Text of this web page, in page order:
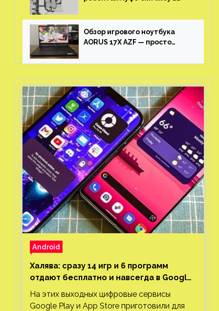
Обзор игрового ноутбука
AORUS 17X AZF — просто
Android
Халява: сразу 14 игр и 6 программ
отдают бесплатно и навсегда в Google
Play и App Store. Есть проект с 1 млн
загрузок
На этих выходных цифровые сервисы
Google Play и App Store приготовили для